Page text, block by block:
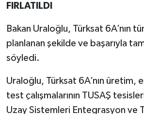
FIRLATILDI
Bakan Uraloğlu, Türksat 6A’nın
planlanan şekilde ve başarıyla
söyledi.
Uraloğlu, Türksat 6A’nın üretim,
test çalışmalarının TUSAŞ
Uzay Sistemleri Entegrasyon ve